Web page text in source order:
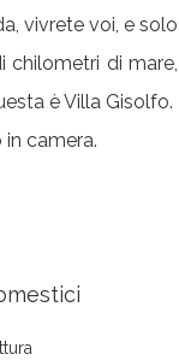
vivrete voi, e solo
chilometri di mare,
è Villa Gisolfo.
camera.